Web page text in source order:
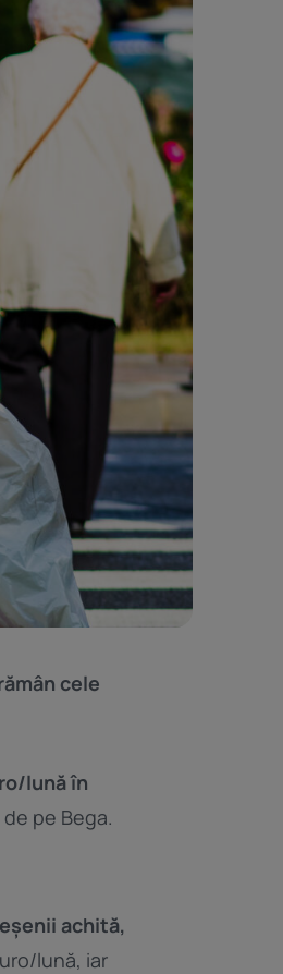
cele
lună în
pe Bega.
achită,
lună, iar